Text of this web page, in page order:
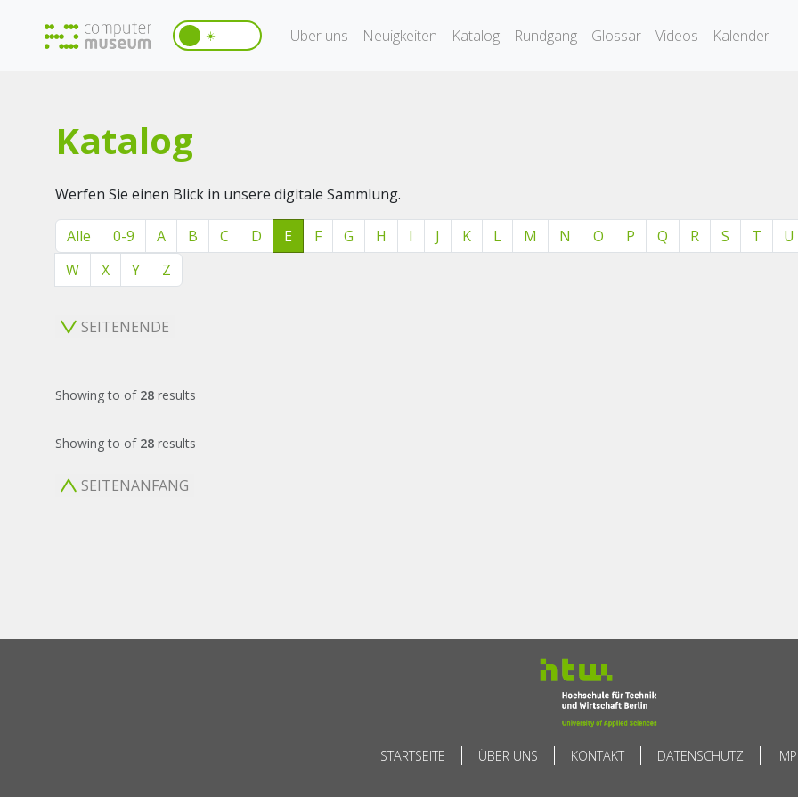
☀️ Über uns Neuigkeiten Katalog Rundgang Glossar Videos Kalender
Katalog
Werfen Sie einen Blick in unsere digitale Sammlung.
Alle 0-9 A B C D E F G H I J K L M N O P Q R S T U
W
X Y Z
SEITENENDE
Showingto of 28 results
Showingto of 28 results
SEITENANFANG
STARTSEITE ÜBER UNS KONTAKT DATENSCHUTZ